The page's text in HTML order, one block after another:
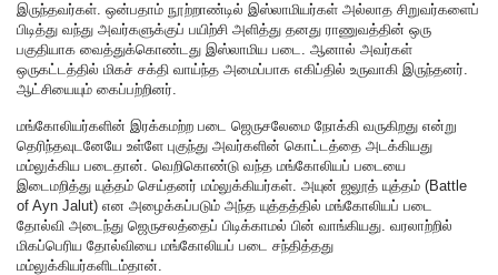
இருந்தவர்கள். ஒன்பதாம் நூற்றாண்டில் இஸ்லாமியர்கள் அல்லாத சிறுவர்களைப்
பிடித்து வந்து அவர்களுக்குப் பயிற்சி அளித்து தனது ராணுவத்தின் ஒரு
பகுதியாக வைத்துக்கொண்டது இஸ்லாமிய படை. ஆனால் அவர்கள்
ஒருகட்டத்தில் மிகச் சக்தி வாய்ந்த அமைப்பாக எகிப்தில் உருவாகி இருந்தனர்.
ஆட்சியையும் கைப்பற்றினர்.
மங்கோலியர்களின் இரக்கமற்ற படை ஜெருசலேமை நோக்கி வருகிறது என்று
தெரிந்தவுடனேயே உள்ளே புகுந்து அவர்களின் கொட்டத்தை அடக்கியது
மம்லுக்கிய படைதான். வெறிகொண்டு வந்த மங்கோலியப் படையை
இடைமறித்து யுத்தம் செய்தனர் மம்லுக்கியர்கள். அயுன் ஜலூத் யுத்தம் (Battle
of Ayn Jalut) என அழைக்கப்படும் அந்த யுத்தத்தில் மங்கோலியப் படை
தோல்வி அடைந்து ஜெருசலத்தைப் பிடிக்காமல் பின் வாங்கியது. வரலாற்றில்
மிகப்பெரிய தோல்வியை மங்கோலியப் படை சந்தித்தது
மம்லுக்கியர்களிடம்தான்.